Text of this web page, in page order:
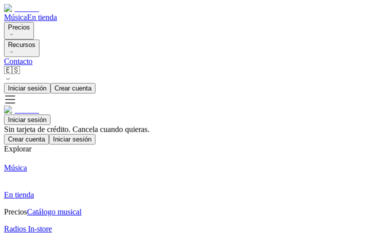
MúsicaEn tienda
Precios
Recursos
Contacto
🇪🇸
Iniciar sesión Crear cuenta
Iniciar sesión
Sin tarjeta de crédito. Cancela cuando quieras.
Crear cuenta Iniciar sesión
Explorar
Música
En tienda
PreciosCatálogo musical
Radios In-store